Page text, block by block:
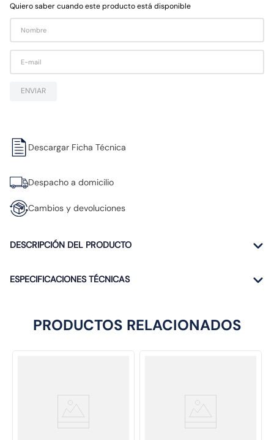
Quiero saber cuando este producto está disponible
ENVIAR
Descargar Ficha Técnica
Despacho a domicilio
Cambios y devoluciones
DESCRIPCIÓN DEL PRODUCTO
ESPECIFICACIONES TÉCNICAS
PRODUCTOS RELACIONADOS